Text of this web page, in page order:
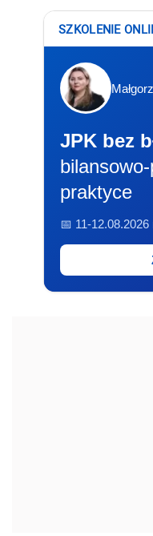
SZKOLENIE
JPK bez
praktyce
📅 11-12.08.2026